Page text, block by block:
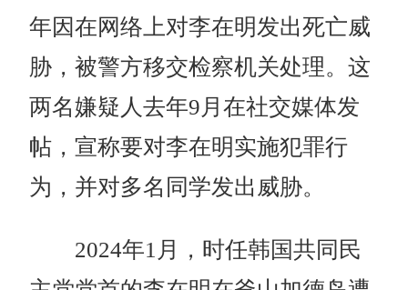
年因在网络上对李在明发出死亡威
胁，被警方移交检察机关处理。这
两名嫌疑人去年9月在社交媒体发
帖，宣称要对李在明实施犯罪行
为，并对多名同学发出威胁。
2024年1月，时任韩国共同民